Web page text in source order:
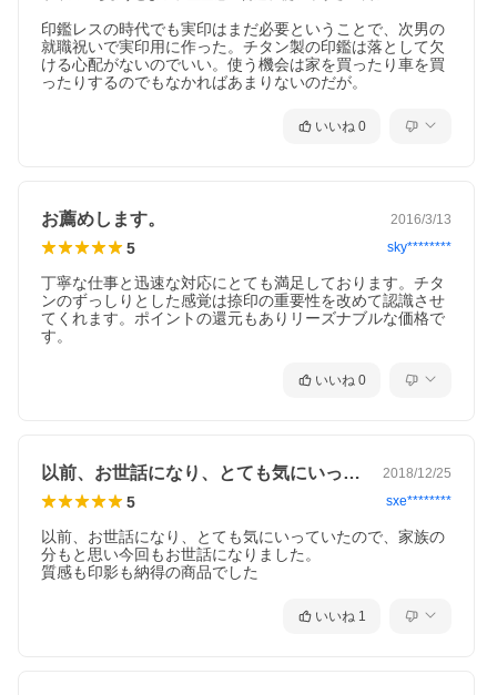
印鑑レスの時代でも実印はまだ必要ということで、次男の
就職祝いで実印用に作った。チタン製の印鑑は落として欠
ける心配がないのでいい。使う機会は家を買ったり車を買
ったりするのでもなかればあまりないのだが。
いいね 0
お薦めします。 2016/3/13
5 sky********
丁寧な仕事と迅速な対応にとても満足しております。チタ
ンのずっしりとした感覚は捺印の重要性を改めて認識させ
てくれます。ポイントの還元もありリーズナブルな価格で
す。
いいね 0
以前、お世話になり、とても気にいってい… 2018/12/25
5 sxe********
以前、お世話になり、とても気にいっていたので、家族の
分もと思い今回もお世話になりました。
質感も印影も納得の商品でした
いいね 1